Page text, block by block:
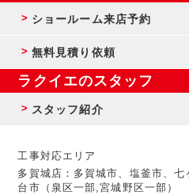
ショールーム来店予約
無料見積り依頼
ラクイエのスタッフ
スタッフ紹介
工事対応エリア
多賀城店：多賀城市、塩釜市、
台市（泉区一部,宮城野区一部）